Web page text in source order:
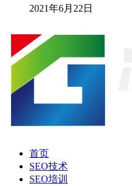
2021年6月22日
首页
SEO技术
SEO培训